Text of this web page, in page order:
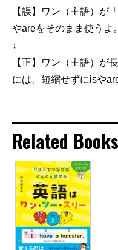
【誤】ワン（主語）が
やareをそのまま使うよ。
↓
【正】ワン（主語）が
には、短縮せずにisや
Related Books